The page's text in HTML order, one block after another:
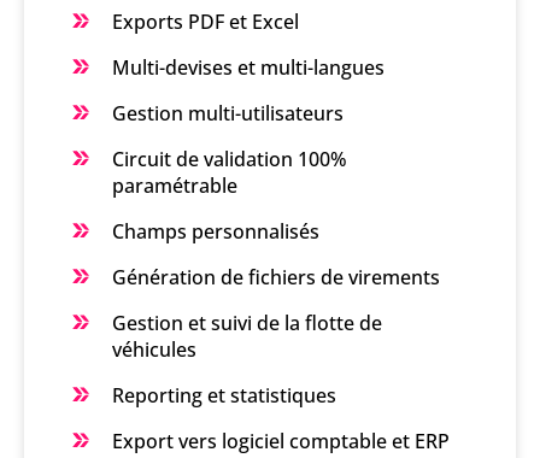
Exports PDF et Excel
Multi-devises et multi-langues
Gestion multi-utilisateurs
Circuit de validation 100%
paramétrable
Champs personnalisés
Génération de fichiers de virements
Gestion et suivi de la flotte de
véhicules
Reporting et statistiques
Export vers logiciel comptable et ERP